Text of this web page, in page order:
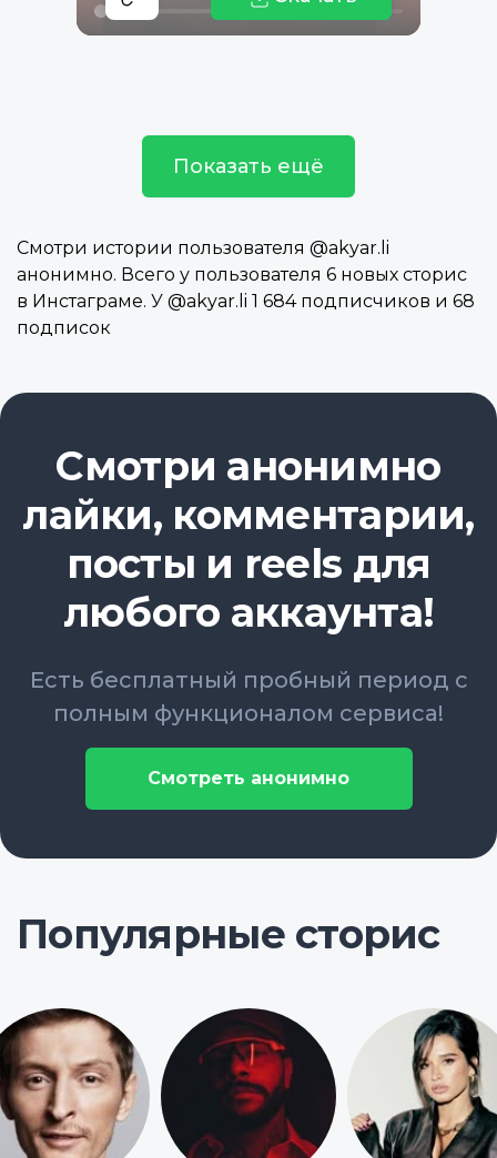
Показать ещё
Смотри истории пользователя @akyar.li
анонимно. Всего у пользователя 6 новых сторис
в Инстаграме. У @akyar.li 1 684 подписчиков и 68
подписок
Смотри анонимно
лайки, комментарии,
посты и reels для
любого аккаунта!
Есть бесплатный пробный период с
полным функционалом сервиса!
Смотреть анонимно
Популярные сторис